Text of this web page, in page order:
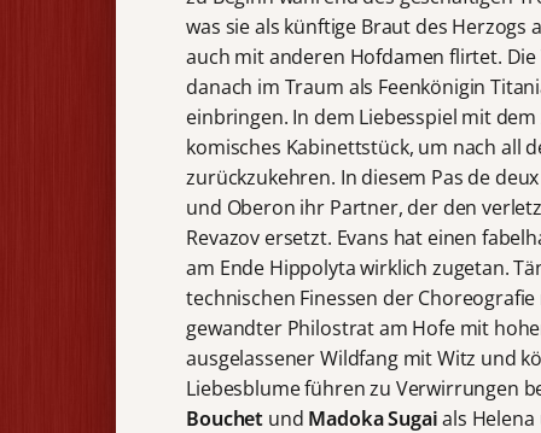
was sie als künftige Braut des
auch mit anderen Hofdamen flirtet.
danach im Traum als Feenkönigin
einbringen. In dem Liebesspiel mit
komisches Kabinettstück, um nach all
zurückzukehren. In diesem Pas de
und Oberon ihr Partner, der den
Revazov ersetzt. Evans hat einen
am Ende Hippolyta wirklich zugetan.
technischen Finessen der
gewandter Philostrat am Hofe mit
ausgelassener Wildfang mit Witz und
Liebesblume führen zu Verwirrungen
Bouchet und Madoka Sugaials